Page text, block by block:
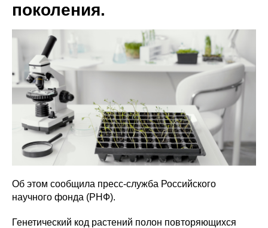
поколения.
Об этом сообщила пресс-служба Российского
научного фонда (РНФ).
Генетический код растений полон повторяющихся